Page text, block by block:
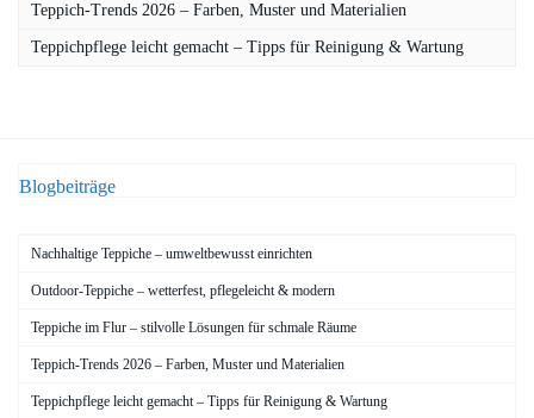
Teppich-Trends 2026 – Farben, Muster und Materialien
Teppichpflege leicht gemacht – Tipps für Reinigung & Wartung
Blogbeiträge
Nachhaltige Teppiche – umweltbewusst einrichten
Outdoor-Teppiche – wetterfest, pflegeleicht & modern
Teppiche im Flur – stilvolle Lösungen für schmale Räume
Teppich-Trends 2026 – Farben, Muster und Materialien
Teppichpflege leicht gemacht – Tipps für Reinigung & Wartung